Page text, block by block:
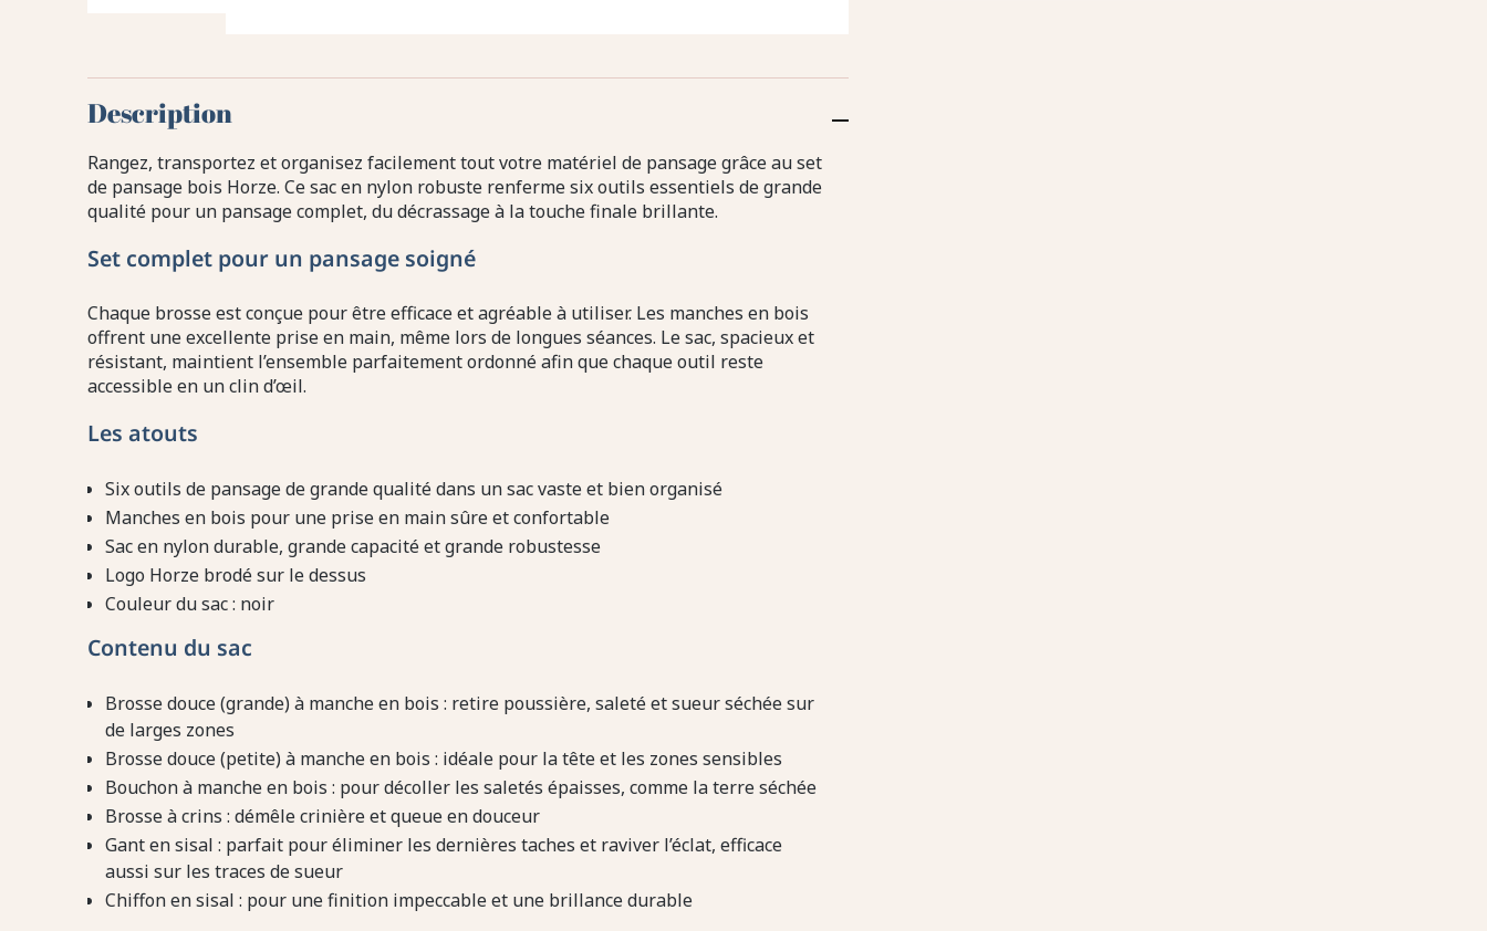
Description
Rangez, transportez et organisez facilement tout votre matériel de pansage grâce au set
de pansage bois Horze. Ce sac en nylon robuste renferme six outils essentiels de grande
qualité pour un pansage complet, du décrassage à la touche finale brillante.
Set complet pour un pansage soigné
Chaque brosse est conçue pour être efficace et agréable à utiliser. Les manches en bois
offrent une excellente prise en main, même lors de longues séances. Le sac, spacieux et
résistant, maintient l’ensemble parfaitement ordonné afin que chaque outil reste
accessible en un clin d’œil.
Les atouts
Six outils de pansage de grande qualité dans un sac vaste et bien organisé
Manches en bois pour une prise en main sûre et confortable
Sac en nylon durable, grande capacité et grande robustesse
Logo Horze brodé sur le dessus
Couleur du sac : noir
Contenu du sac
Brosse douce (grande) à manche en bois : retire poussière, saleté et sueur séchée sur
de larges zones
Brosse douce (petite) à manche en bois : idéale pour la tête et les zones sensibles
Bouchon à manche en bois : pour décoller les saletés épaisses, comme la terre séchée
Brosse à crins : démêle crinière et queue en douceur
Gant en sisal : parfait pour éliminer les dernières taches et raviver l’éclat, efficace
aussi sur les traces de sueur
Chiffon en sisal : pour une finition impeccable et une brillance durable